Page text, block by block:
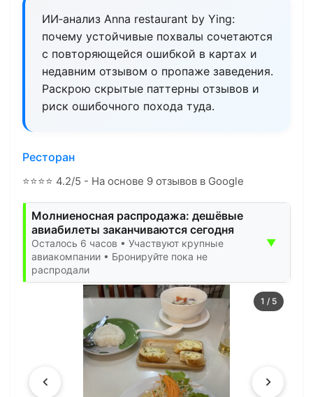
ИИ‑анализ Anna restaurant by Ying:
почему устойчивые похвалы сочетаются
с повторяющейся ошибкой в картах и
недавним отзывом о пропаже заведения.
Раскрою скрытые паттерны отзывов и
риск ошибочного похода туда.
Ресторан
⭐⭐⭐⭐ 4.2/5 - На основе 9 отзывов в Google
Молниеносная распродажа: дешёвые
авиабилеты заканчиваются сегодня
Осталось 6 часов • Участвуют крупные
авиакомпании • Бронируйте пока не
распродали
▼
1 / 5